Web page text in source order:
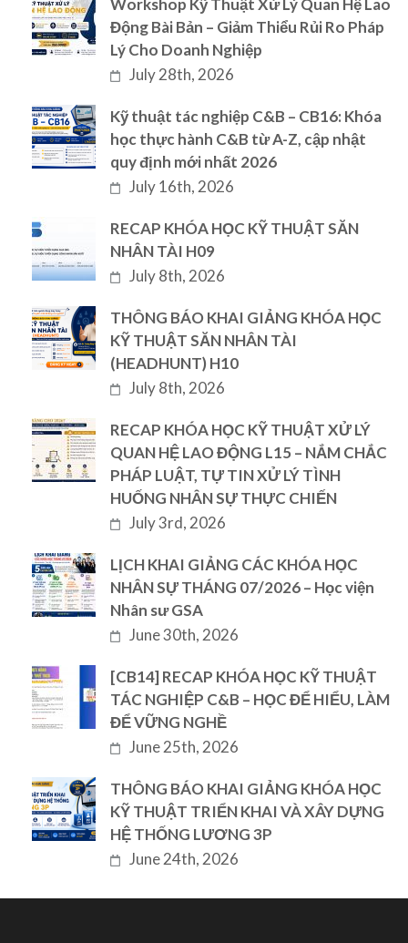
Workshop Kỹ Thuật Xử Lý Quan Hệ Lao
Động Bài Bản – Giảm Thiểu Rủi Ro Pháp
Lý Cho Doanh Nghiệp
July 28th, 2026
Kỹ thuật tác nghiệp C&B – CB16: Khóa
học thực hành C&B từ A-Z, cập nhật
quy định mới nhất 2026
July 16th, 2026
RECAP KHÓA HỌC KỸ THUẬT SĂN
NHÂN TÀI H09
July 8th, 2026
THÔNG BÁO KHAI GIẢNG KHÓA HỌC
KỸ THUẬT SĂN NHÂN TÀI
(HEADHUNT) H10
July 8th, 2026
RECAP KHÓA HỌC KỸ THUẬT XỬ LÝ
QUAN HỆ LAO ĐỘNG L15 – NẮM CHẮC
PHÁP LUẬT, TỰ TIN XỬ LÝ TÌNH
HUỐNG NHÂN SỰ THỰC CHIẾN
July 3rd, 2026
LỊCH KHAI GIẢNG CÁC KHÓA HỌC
NHÂN SỰ THÁNG 07/2026 – Học viện
Nhân sư GSA
June 30th, 2026
[CB14] RECAP KHÓA HỌC KỸ THUẬT
TÁC NGHIỆP C&B – HỌC ĐỂ HIỂU, LÀM
ĐỂ VỮNG NGHỀ
June 25th, 2026
THÔNG BÁO KHAI GIẢNG KHÓA HỌC
KỸ THUẬT TRIỂN KHAI VÀ XÂY DỰNG
HỆ THỐNG LƯƠNG 3P
June 24th, 2026